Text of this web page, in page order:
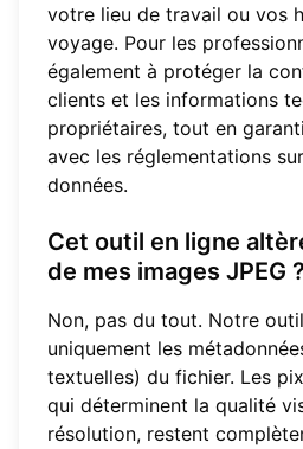
votre lieu de travail ou vos
voyage. Pour les
également à protéger la
clients et les informations
propriétaires, tout en
avec les réglementations
données.
Cet outil en ligne
de mes images JPEG ?
Non, pas du tout. Notre
uniquement les
textuelles) du fichier. Les
qui déterminent la qualité
résolution, restent